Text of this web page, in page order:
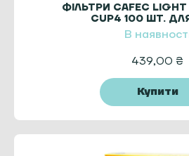
ФІЛЬТРИ CAFEC LIGHT
CUP4 100 ШТ.
В
439,00 ₴
Купити